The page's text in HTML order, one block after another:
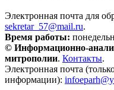
Электронная почта для
sekretar_57@mail.ru.
Время работы:
© Информационно-
митрополии. Контакты.
Электронная почта
информации):